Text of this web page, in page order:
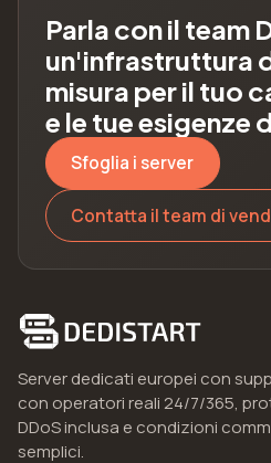
Parla con il team
un'infrastruttura
misura per il tuo
e le tue esigenze
Sfoglia i server
Contatta il team di
Server dedicati europei con
con operatori reali 24/7/365,
DDoS inclusa e condizioni
semplici.